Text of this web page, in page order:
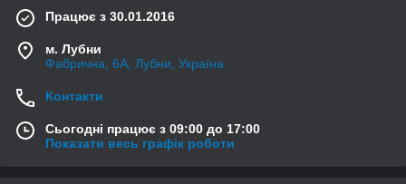
Працює з 30.01.2016
м. Лубни
Фабрична, 6А, Лубни, Україна
Контакти
Сьогодні працює з 09:00 до 17:00
Показати весь графік роботи